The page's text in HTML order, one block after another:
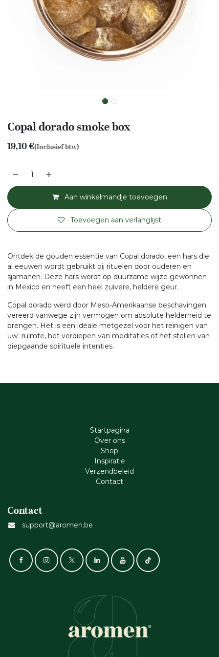
Copal dorado smoke box
19,10€(Inclusief btw)
Aan winkelmandje toevoegen
Toevoegen aan verlanglijst
Ontdek de gouden essentie van Copal dorado, een hars die
al eeuwen wordt gebruikt bij rituelen door ouderen en
sjamanen. Deze hars wordt op duurzame wijze gewonnen
in Mexico en heeft een heel zuivere, heldere geur.
Copal dorado werd door Meso-Amerikaanse beschavingen
vereerd vanwege zijn vermogen om absolute helderheid te
brengen. Het is een ideale metgezel voor het reinigen van
uw ruimte, het verdiepen van meditaties of het stellen van
diepgaande spirituele intenties.
Startpagina
Ove​r​ ons
Shop
Inspiratie
Verzendbeleid
Cont​act
Contact
support@aromen.be